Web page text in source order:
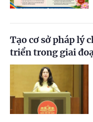
Tạo cơ sở pháp lý
triển trong giai